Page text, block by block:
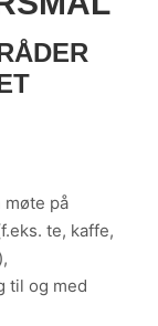
møte på
te, kaffe,
til og med